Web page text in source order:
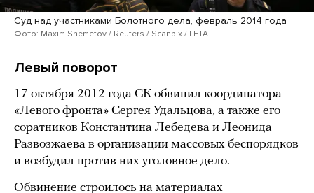
Суд над участниками Болотного дела, февраль 2014 года
Фото: Maxim Shemetov / Reuters / Scanpix / LETA
Левый поворот
17 октября 2012 года СК обвинил координатора
«Левого фронта» Сергея Удальцова, а также его
соратников Константина Лебедева и Леонида
Развозжаева в организации массовых беспорядков
и возбудил против них уголовное дело.
Обвинение строилось на материалах